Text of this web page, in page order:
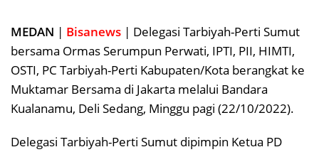
MEDAN | Bisanews | Delegasi Tarbiyah-Perti Sumut
bersama Ormas Serumpun Perwati, IPTI, PII, HIMTI,
OSTI, PC Tarbiyah-Perti Kabupaten/Kota berangkat ke
Muktamar Bersama di Jakarta melalui Bandara
Kualanamu, Deli Sedang, Minggu pagi (22/10/2022).
Delegasi Tarbiyah-Perti Sumut dipimpin Ketua PD